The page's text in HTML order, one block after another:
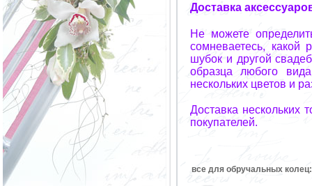
Доставка
Не можете
сомневаетесь, какой
шубок и другой
образца любого
нескольких цветов и
Доставка нескольких
покупателей.
все для обручальных